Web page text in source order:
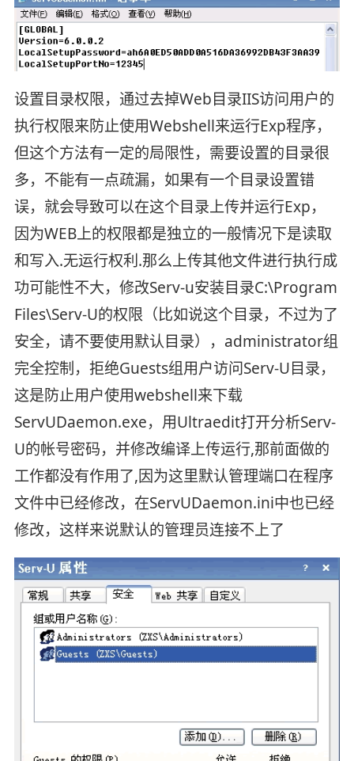
设置目录权限，通过去掉Web目录IIS访问用户的
执行权限来防止使用Webshell来运行Exp程序，
但这个方法有一定的局限性，需要设置的目录很
多，不能有一点疏漏，如果有一个目录设置错
误，就会导致可以在这个目录上传并运行Exp，
因为WEB上的权限都是独立的一般情况下是读取
和写入.无运行权利.那么上传其他文件进行执行成
功可能性不大，修改Serv-u安装目录C:\Program
Files\Serv-U的权限（比如说这个目录，不过为了
安全，请不要使用默认目录），administrator组
完全控制，拒绝Guests组用户访问Serv-U目录，
这是防止用户使用webshell来下载
ServUDaemon.exe，用Ultraedit打开分析Serv-
U的帐号密码，并修改编译上传运行,那前面做的
工作都没有作用了,因为这里默认管理端口在程序
文件中已经修改，在ServUDaemon.ini中也已经
修改，这样来说默认的管理员连接不上了